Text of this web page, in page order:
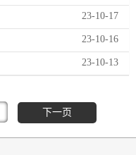
23-10-17
23-10-16
23-10-13
下一页